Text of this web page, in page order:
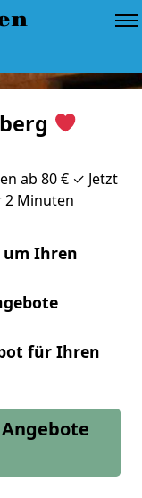
ab 80 € ✓ Jetzt
2 Minuten
um Ihren
für Ihren